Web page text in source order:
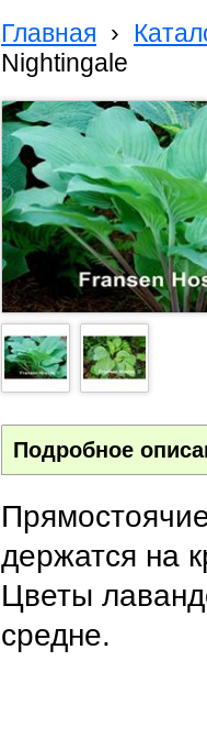
Главная ›
Nightingale
Подробное
держатся на
Цветы
средне.